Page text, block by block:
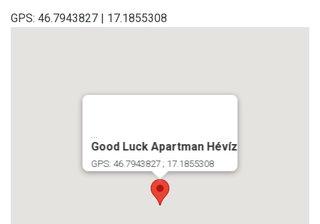
GPS: 46.7943827 | 17.1855308
...
Good Luck Apartman Hévíz
GPS: 46.7943827 ; 17.1855308